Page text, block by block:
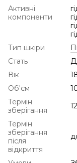
Активні
компоненти
Тип шкіри
Стать
Вік
Об'єм
Термін
зберігання
Термін
зберігання
після
відкриття